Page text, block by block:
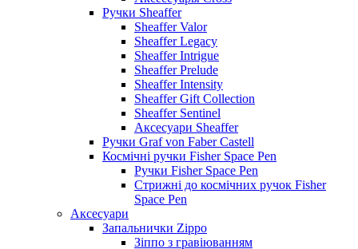
Ручки Sheaffer
Sheaffer Valor
Sheaffer Legacy
Sheaffer Intrigue
Sheaffer Prelude
Sheaffer Intensity
Sheaffer Gift Collection
Sheaffer Sentinel
Аксесуари Sheaffer
Ручки Graf von Faber Castell
Космічні ручки Fisher Space Pen
Ручки Fisher Space Pen
Стрижні до космічних ручок Fisher
Space Pen
Аксесуари
Запальнички Zippo
Зіппо з гравіюванням